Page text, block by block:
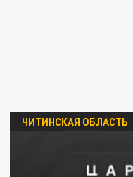
ЧИТИНСКАЯ ОБЛАСТЬ